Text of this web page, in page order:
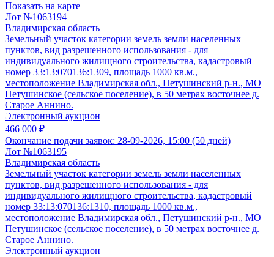
Показать на карте
Лот №1063194
Владимирская область
Земельный участок категории земель земли населенных
пунктов, вид разрешенного использования - для
индивидуального жилищного строительства, кадастровый
номер 33:13:070136:1309, площадь 1000 кв.м.,
местоположение Владимирская обл., Петушинский р-н., МО
Петушинское (сельское поселение), в 50 метрах восточнее д.
Старое Аннино.
Электронный аукцион
466 000 ₽
Окончание подачи заявок: 28-09-2026, 15:00 (50 дней)
Лот №1063195
Владимирская область
Земельный участок категории земель земли населенных
пунктов, вид разрешенного использования - для
индивидуального жилищного строительства, кадастровый
номер 33:13:070136:1310, площадь 1000 кв.м.,
местоположение Владимирская обл., Петушинский р-н., МО
Петушинское (сельское поселение), в 50 метрах восточнее д.
Старое Аннино.
Электронный аукцион